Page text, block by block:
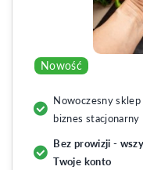
Nowość
Nowoczesny
biznes stacjonarny
Bez prowizji -
Twoje konto